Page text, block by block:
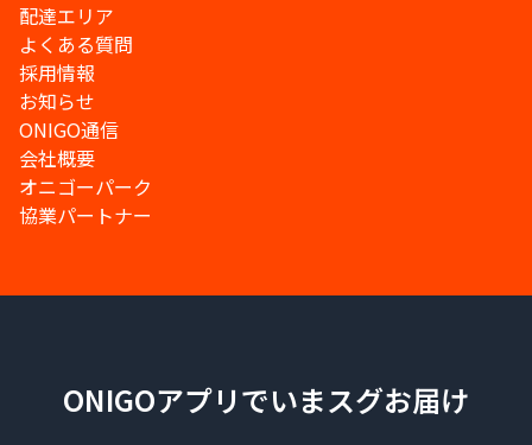
配達エリア
よくある質問
採用情報
お知らせ
ONIGO通信
会社概要
オニゴーパーク
協業パートナー
ONIGOアプリでいまスグお届け